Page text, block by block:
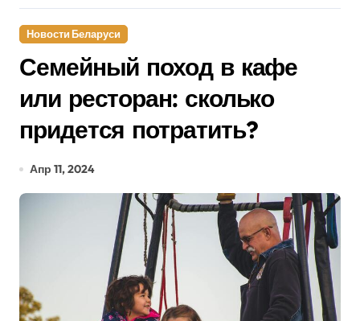
Новости Беларуси
Семейный поход в кафе
или ресторан: сколько
придется потратить?
Апр 11, 2024